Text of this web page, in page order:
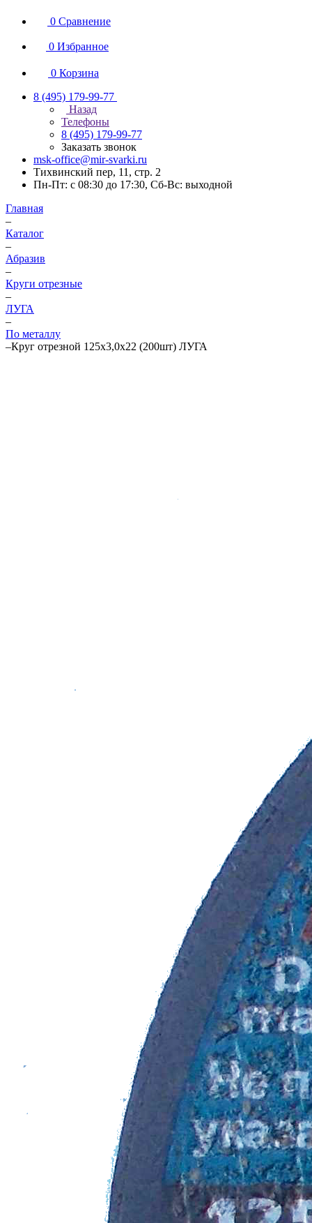
0 Сравнение
0 Избранное
0 Корзина
8 (495) 179-99-77
Назад
Телефоны
8 (495) 179-99-77
Заказать звонок
msk-office@mir-svarki.ru
Тихвинский пер, 11, стр. 2
Пн-Пт: с 08:30 до 17:30, Сб-Вс: выходной
Главная
–
Каталог
–
Абразив
–
Круги отрезные
–
ЛУГА
–
По металлу
–Круг отрезной 125х3,0х22 (200шт) ЛУГА